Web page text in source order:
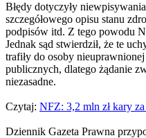
Błędy dotyczyły
szczegółowego opisu stanu
podpisów itd. Z tego powodu
Jednak sąd stwierdził, że te
trafiły do osoby
publicznych, dlatego żądanie
niezasadne.
Czytaj: NFZ: 3,2 mln zł kary
Dziennik Gazeta Prawna